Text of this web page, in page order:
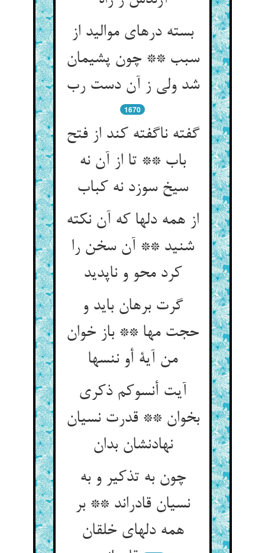
بسته درهای موالید از
سبب ** چون پشیمان
شد ولی ز آن دست رب‌‌
1670
گفته ناگفته کند از فتح
باب ** تا از آن نه
از همه دلها که آن نکته
شنید ** آن سخن را
کرد محو و ناپدید
گرت برهان باید و
حجت مها ** باز خوان
من آية أو ننسها
آیت أنسوکم ذکری
بخوان ** قدرت نسیان
نهادنشان بدان‌‌
چون به تذکیر و به
نسیان قادراند ** بر
همه دلهای خلقان